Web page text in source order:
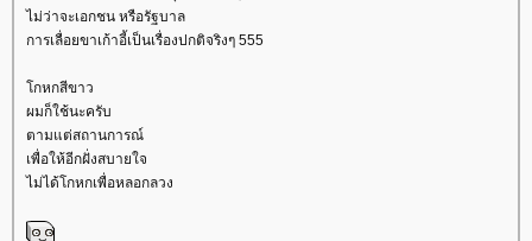
ไม่ว่าจะเอกชน หรือรัฐบาล
การเลื่อยขาเก้าอี้เป็นเรื่องปกติจริงๆ 555
กหกสีขาว
ผมก็ใช้นะครับ
ตามแต่สถานการณ์
เพื่อให้อีกฝั่งสบายใจ
ไม่ได้โกหกเพื่อหลอกลวง